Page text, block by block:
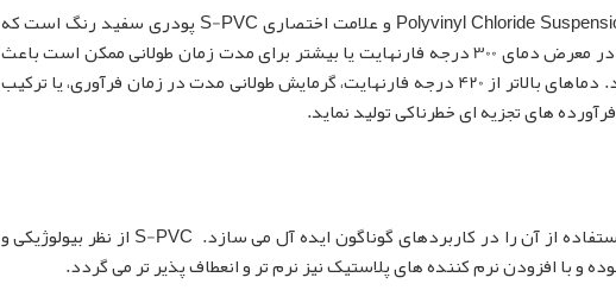
سوسپانسیون پلی وینیل کلراید با نام انگلیسی Polyvinyl Chloride Suspension و علامت اختصاری S-PVC پودری سفید رنگ است که
در دما و فشار استاندارد بی بو است. قرار گرفتن در معرض دمای 300 درجه فارنهایت یا بیشتر برای مدت زمان طولانی ممکن است باعث
تخریب حرارتی رزین سوسپانسیون پی وی سی شود. دماهای بالاتر از 420 درجه فارنهایت، گرمایش طولانی مدت در زمان فرآوری، یا ترکیب
های تجزیه ای خطرناکی تولید نماید.
بسیاری از ویژگی های رزین سوسپانسیون PVC استفاده از آن را در کاربردهای گوناگون ایده آل می سازد. S-PVC از نظر بیولوژیکی و
و با افزودن نرم کننده های پلاستیک نیز نرم تر و انعطاف پذیر تر می گردد.